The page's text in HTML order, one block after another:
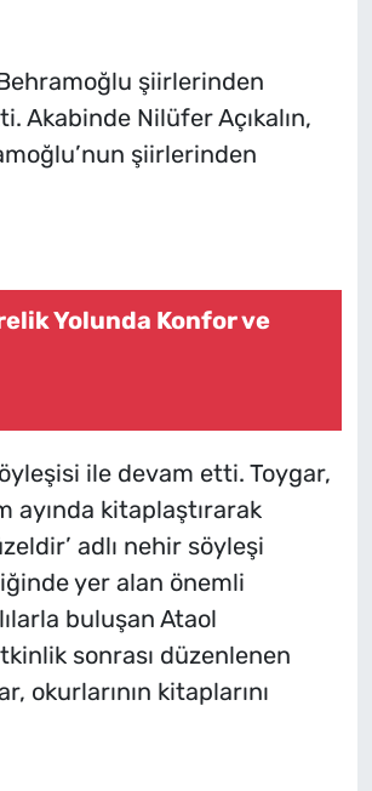
şiirlerinden
Akabinde Nilüfer Açıkalın,
şiirlerinden
Yolunda Konfor ve
ile devam etti. Toygar,
ayında kitaplaştırarak
adlı nehir söyleşi
yer alan önemli
buluşan Ataol
sonrası düzenlenen
okurlarının kitaplarını